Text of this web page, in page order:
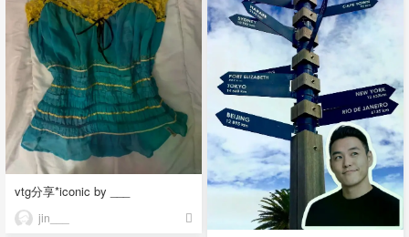
vtg分享*iconic by ___
jin___